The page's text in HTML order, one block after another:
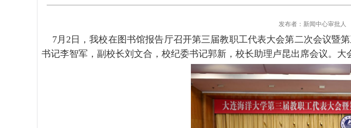
发布者：新闻中心审批人
7月 2日，我校在图书馆报告厅召开第三届教职工代表大会第二次会议暨
书记李智军，副校长刘文合，校纪委书记郭新，校长助理卢昆出席会议。大